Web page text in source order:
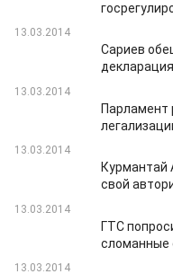
13.03.2014
Сариев
13.03.2014
Парламент
13.03.2014
Курмантай
свой
13.03.2014
ГТС
сломанные
13.03.2014